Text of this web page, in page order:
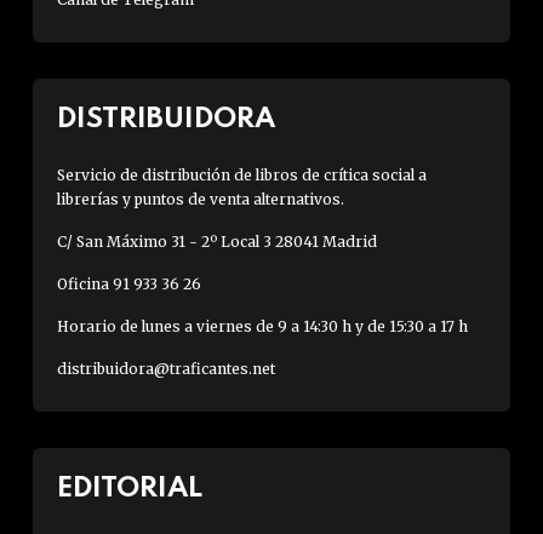
DISTRIBUIDORA
Servicio de distribución de libros de crítica social a
librerías y puntos de venta alternativos.
C/ San Máximo 31 - 2º Local 3 28041 Madrid
Oficina 91 933 36 26
Horario de lunes a viernes de 9 a 14:30 h y de 15:30 a 17 h
distribuidora@traficantes.net
EDITORIAL